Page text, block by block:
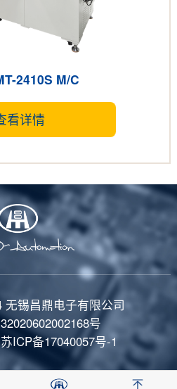
2410S M/C
看详情
锡昌鼎电子有限公司
号
ICP备17040057号-1